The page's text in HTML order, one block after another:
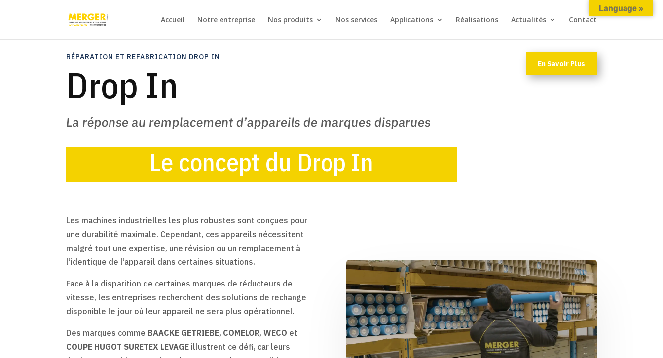
Accueil Notre entreprise Nos produits Nos services Applications Réalisations Actualités Contact
RÉPARATION ET REFABRICATION DROP IN
Drop In
La réponse au remplacement d’appareils de marques disparues
Le concept du Drop In
En Savoir Plus
Les machines industrielles les plus robustes sont conçues pour
une durabilité maximale. Cependant, ces appareils nécessitent
malgré tout une expertise, une révision ou un remplacement à
l’identique de l’appareil dans certaines situations.
Face à la disparition de certaines marques de réducteurs de
vitesse, les entreprises recherchent des solutions de rechange
disponible le jour où leur appareil ne sera plus opérationnel.
Des marques comme BAACKE GETRIEBE, COMELOR,WECO et
COUPE HUGOT SURETEX LEVAGE illustrent ce défi, car leurs
Language »